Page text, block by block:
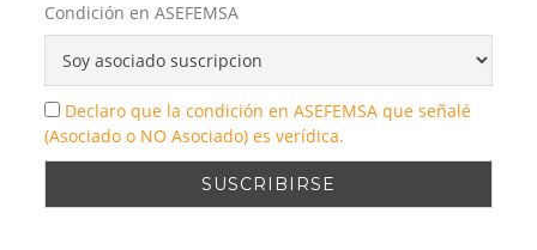
Condición en ASEFEMSA
Declaro que la condición en ASEFEMSA que señalé
(Asociado o NO Asociado) es verídica.